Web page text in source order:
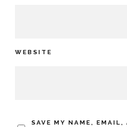
WEBSITE
SAVE MY NAME,